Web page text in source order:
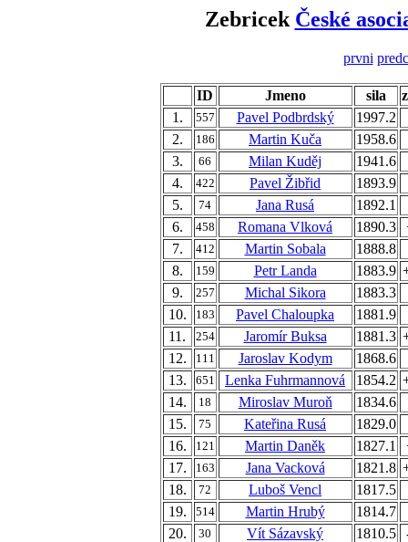
Zebricek České
prvni
ID Jmeno sila
1.
557 Pavel Podbrdský
1997.2
2.
186 Martin Kuča
1958.6
3.
66 Milan Kuděj
1941.6
4.
422 Pavel Žibřid
1893.9
5.
74 Jana Rusá
1892.1
6.
458 Romana Vlková 1890.3
7.
412 Martin Sobala
1888.8
8.
159 Petr Landa 1883.9
9.
257 Michal Sikora
1883.3
10.
183 Pavel Chaloupka
1881.9
11.
254 Jaromír Buksa 1881.3
12.
111 Jaroslav Kodym
1868.6
13.
651 Lenka Fuhrmannová 1854.2
14.
18 Miroslav Muroň
1834.6
15.
75 Kateřina Rusá
1829.0
16.
121 Martin Daněk 1827.1
17.
163 Jana Vacková 1821.8
18.
72 Luboš Vencl
1817.5
19.
514 Martin Hrubý
1814.7
20.
30 Vít Sázavský 1810.5